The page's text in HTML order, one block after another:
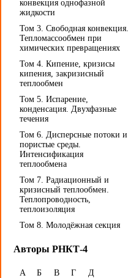
конвекция однофазной
жидкости
Том 3. Свободная конвекция.
Тепломассообмен при
химических превращениях
Том 4. Кипение, кризисы
кипения, закризисный
теплообмен
Том 5. Испарение,
конденсация. Двухфазные
течения
Том 6. Дисперсные потоки и
пористые среды.
Интенсификация
теплообмена
Том 7. Радиационный и
кризисный теплообмен.
Теплопроводность,
теплоизоляция
Том 8. Молодёжная секция
Авторы РНКТ-4
А Б В Г
Д